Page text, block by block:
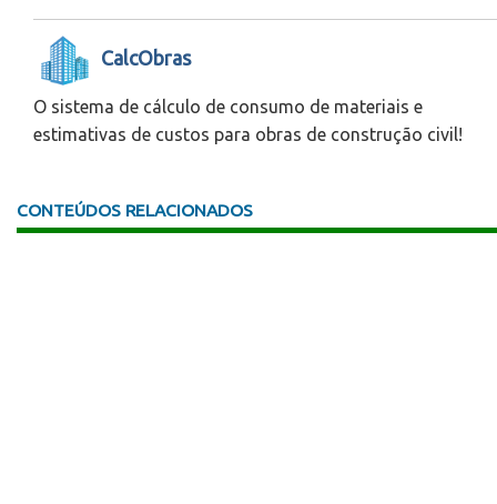
CalcObras
O sistema de cálculo de consumo de materiais e
estimativas de custos para obras de construção civil!
CONTEÚDOS RELACIONADOS